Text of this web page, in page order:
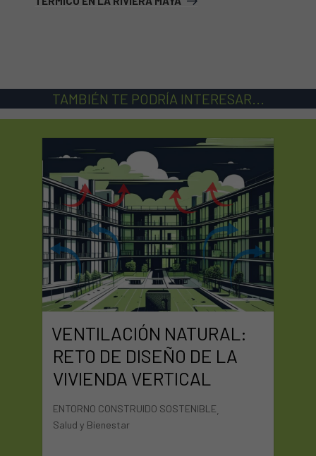
TAMBIÉN TE PODRÍA INTERESAR...
VENTILACIÓN NATURAL:
RETO DE DISEÑO DE LA
VIVIENDA VERTICAL
ENTORNO CONSTRUIDO SOSTENIBLE,
Salud y Bienestar